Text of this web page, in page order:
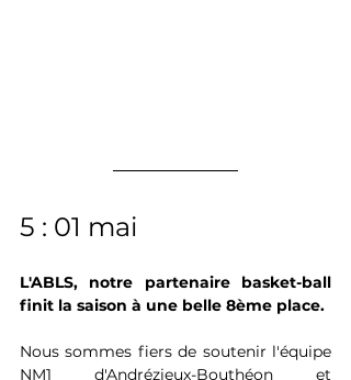
5 : 01 mai
L'ABLS, notre partenaire basket-ball
finit la saison à une belle 8ème place.
Nous sommes fiers de soutenir l'équipe
NM1 d'Andrézieux-Bouthéon et